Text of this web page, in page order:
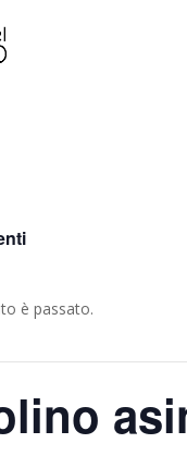
è passato.